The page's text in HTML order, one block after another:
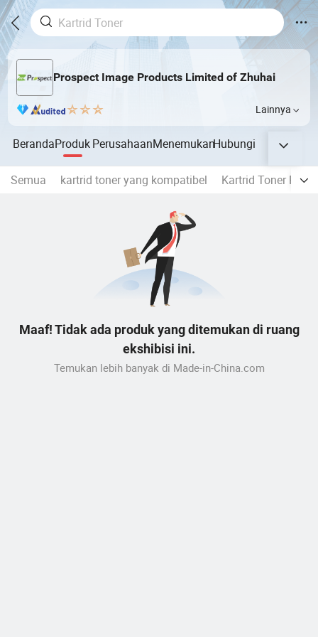
Prospect Image Products Limited of Zhuhai
Lainnya
BerandaProdukPerusahaanMenemukanHubungi
Semua kartrid toner yang kompatibel Kartrid Toner
Maaf! Tidak ada produk yang ditemukan di ruang
ekshibisi ini.
Temukan lebih banyak di Made-in-China.com